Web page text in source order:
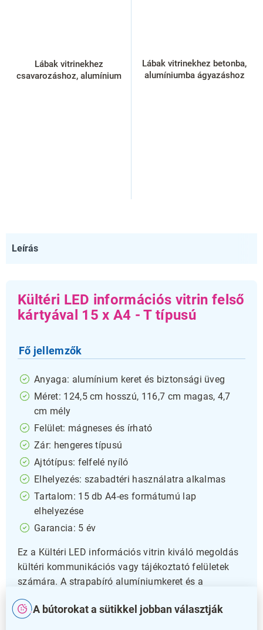
A bútorokat a sütikkel jobban választják
Lábak vitrinekhez
csavarozáshoz, alumínium
Lábak vitrinekhez betonba,
alumíniumba ágyazáshoz
Leírás
Kültéri LED információs vitrin felső
kártyával 15 x A4 - T típusú
Fő jellemzők
Anyaga: alumínium keret és biztonsági üveg
Méret: 124,5 cm hosszú, 116,7 cm magas, 4,7
cm mély
Felület: mágneses és írható
Zár: hengeres típusú
Ajtótípus: felfelé nyíló
Elhelyezés: szabadtéri használatra alkalmas
Tartalom: 15 db A4-es formátumú lap
elhelyezése
Garancia: 5 év
Ez a Kültéri LED információs vitrin kiváló megoldás
kültéri kommunikációs vagy tájékoztató felületek
számára. A strapabíró alumíniumkeret és a
az időjárási viszontagságokkal szemben, miközben